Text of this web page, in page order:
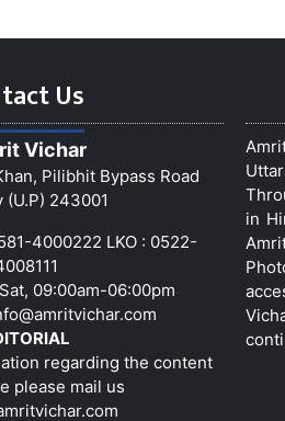
Us
Vichar
Pilibhit Bypass Road
(U.P) 243001
4000222 LKO : 0522-
09:00am-06:00pm
regarding the content
please mail us
in